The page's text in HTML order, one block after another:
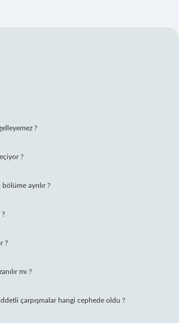
?
?
ayrılır ?
?
mı ?
çarpışmalar hangi cephede oldu ?